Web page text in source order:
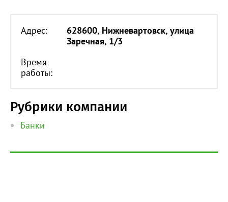
Адрес:
628600, Нижневартовск, улица
Заречная, 1/3
Время
работы:
Рубрики компании
Банки